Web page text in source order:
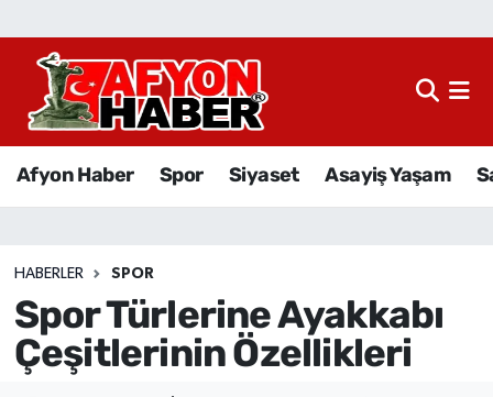
Afyon Haber Spor Siyaset Asayiş Yaşam
HABERLER SPOR
Spor Türlerine Ayakkabı
Çeşitlerinin Özellikleri
Afyon Haber
Sağlık
Eğitim